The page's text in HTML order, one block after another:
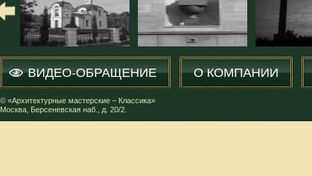
ВИДЕО-ОБРАЩЕНИЕ О КОМПАНИИ
© «Архитектурные мастерские – Классика»
Москва, Берсеневская наб., д. 20/2.